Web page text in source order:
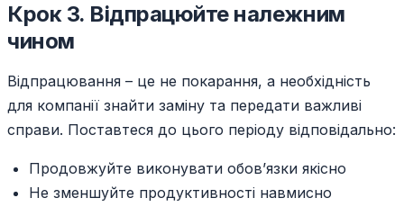
Крок 3. Відпрацюйте належним
чином
Відпрацювання – це не покарання, а необхідність
для компанії знайти заміну та передати важливі
справи. Поставтеся до цього періоду відповідально:
Продовжуйте виконувати обов’язки якісно
Не зменшуйте продуктивності навмисно